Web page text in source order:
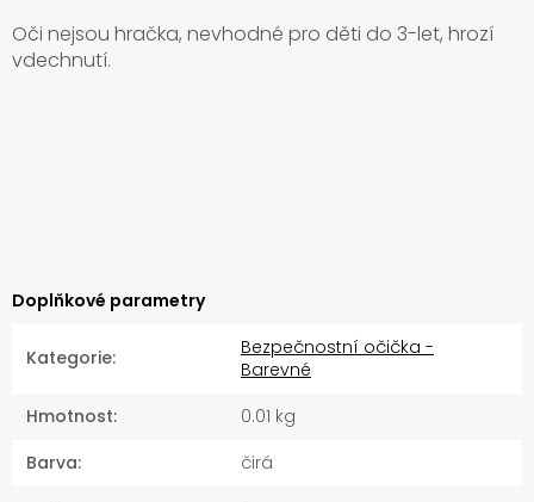
Oči nejsou hračka, nevhodné pro děti do 3-let, hrozí
vdechnutí.
Doplňkové parametry
Kategorie:
Bezpečnostní očička -
Barevné
Hmotnost:
0.01 kg
Barva:
čirá